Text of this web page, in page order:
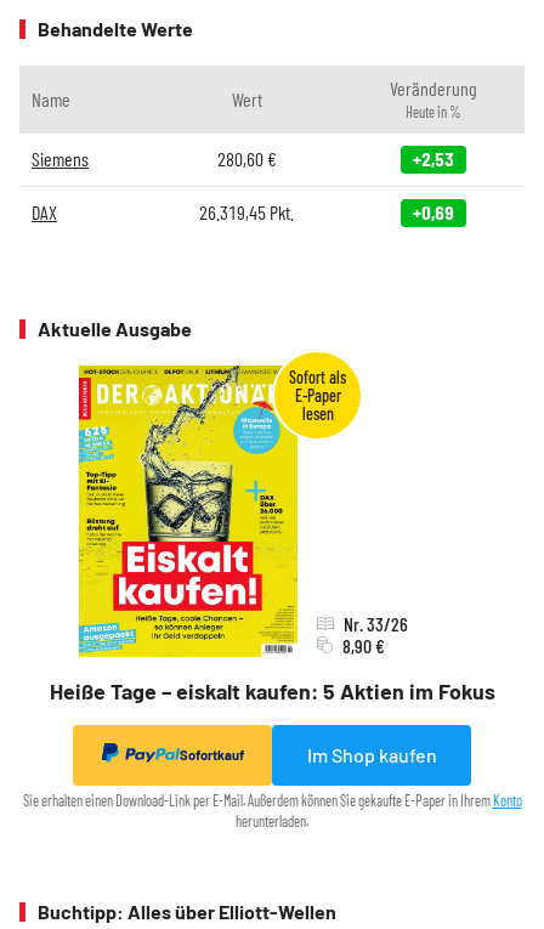
Behandelte Werte
Name Wert Veränderung
Heute in %
Siemens 280,60€ +2,53
DAX 26.319,45 Pkt. +0,69
Aktuelle Ausgabe
Heiße Tage – eiskalt kaufen: 5 Aktien im Fokus
Nr. 33/26
8,90 €
Sofortkauf Im Shop kaufen
Sie erhalten einen Download-Link per E-Mail. Außerdem können Sie gekaufte E-Paper in IhremKonto
herunterladen.
Buchtipp: Alles über Elliott-Wellen